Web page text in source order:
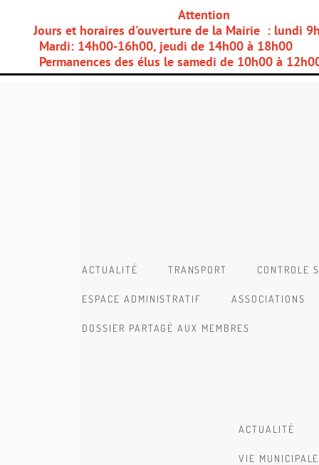
Attention
Jours et horaires d'ouverture de la Mairie : lundi
Mardi: 14h00-16h00, jeudi de 14h00 à 18h00
Permanences des élus le samedi de 10h00 à
ACTUALITÉ TRANSPORT CONTROLE
ESPACE ADMINISTRATIF ASSOCIATIONS
DOSSIER PARTAGÉ AUX MEMBRES
ACTUALITÉ
VIE MUNICIPALE